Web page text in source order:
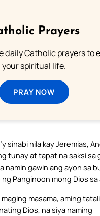
Prayers
daily Catholic prayers to
your spiritual life.
PRAY NOW
sinabi nila kay Jeremias,
tunay at tapat na saksi sa
namin gawin ang ayon sa
Panginoon mong Dios sa
masama, aming
Dios, na siya naming